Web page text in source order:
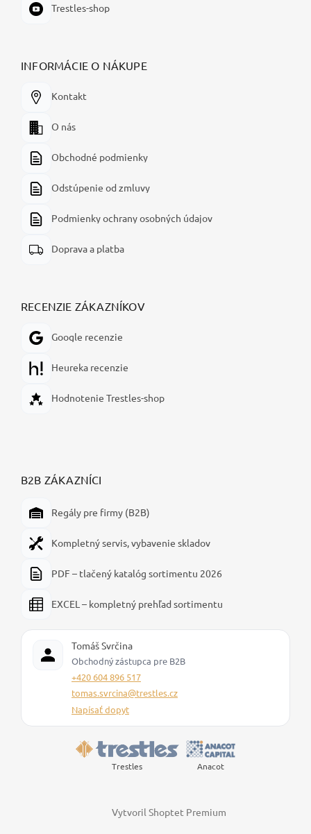
Trestles-shop
INFORMÁCIE O NÁKUPE
Kontakt
O nás
Obchodné podmienky
Odstúpenie od zmluvy
Podmienky ochrany osobných údajov
Doprava a platba
RECENZIE ZÁKAZNÍKOV
Google recenzie
Heureka recenzie
Hodnotenie Trestles-shop
B2B ZÁKAZNÍCI
Regály pre firmy (B2B)
Kompletný servis, vybavenie skladov
PDF – tlačený katalóg sortimentu 2026
EXCEL – kompletný prehľad sortimentu
Tomáš Svrčina
Obchodný zástupca pre B2B
+420 604 896 517
tomas.svrcina@trestles.cz
Napísať dopyt
Trestles Anacot
Vytvoril Shoptet Premium